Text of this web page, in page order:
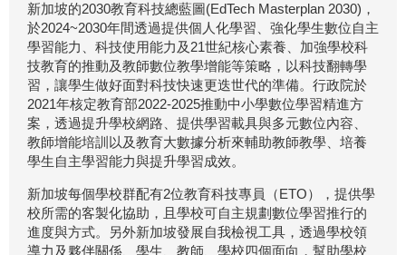
新加坡的2030教育科技總藍圖(EdTech Masterplan 2030)，
於2024~2030年間透過提供個人化學習、強化學生數位自主
學習能力、科技使用能力及21世紀核心素養、加強學校科
技教育的推動及教師數位教學增能等策略，以科技翻轉學
習，讓學生做好面對科技快速更迭世代的準備。行政院於
2021年核定教育部2022-2025推動中小學數位學習精進方
案，透過提升學校網路、提供學習載具與多元數位內容、
教師增能培訓以及教育大數據分析來輔助教師教學、培養
學生自主學習能力與提升學習成效。
新加坡每個學校群配有2位教育科技專員（ETO），提供學
校所需的客製化協助，且學校可自主規劃數位學習推行的
進度與方式。另外新加坡發展自我檢視工具，透過學校領
導力及夥伴關係、學生、教師、學校四個面向，幫助學校